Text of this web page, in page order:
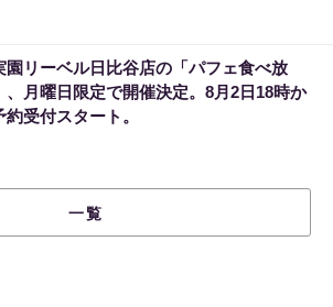
園リーベル日比谷店の「パフェ食べ放
、月曜日限定で開催決定。8月2日18時か
約受付スタート。
一覧